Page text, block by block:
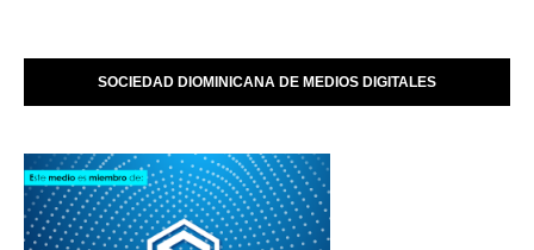
SOCIEDAD DIOMINICANA DE MEDIOS DIGITALES